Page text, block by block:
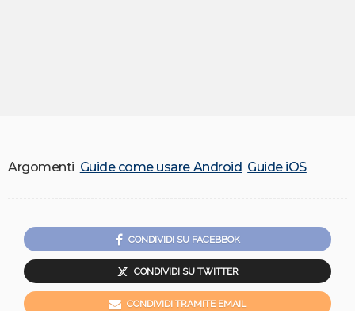
Argomenti Guide come usare Android Guide iOS
CONDIVIDI SU FACEBBOK
CONDIVIDI SU TWITTER
CONDIVIDI TRAMITE EMAIL